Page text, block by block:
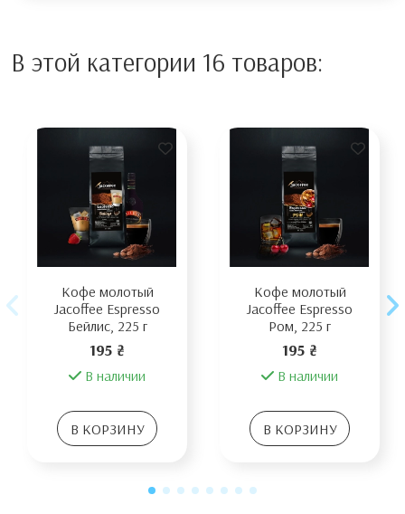
В этой категории 16 товаров:
Кофе молотый
Jacoffee Espresso
Бейлис, 225 г
195 ₴
В наличии
В КОРЗИНУ
Кофе молотый
Jacoffee Espresso
Ром, 225 г
195 ₴
В наличии
В КОРЗИНУ